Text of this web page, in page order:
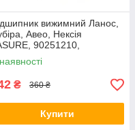
вижимний Ланос,
Авео, Нексія
90251210,
PHC PRB-08
₴ 360 ₴
Купити